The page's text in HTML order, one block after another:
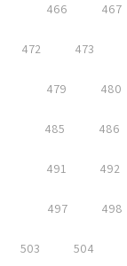
466 467
472 473
479 480
485 486
491 492
497 498
503 504